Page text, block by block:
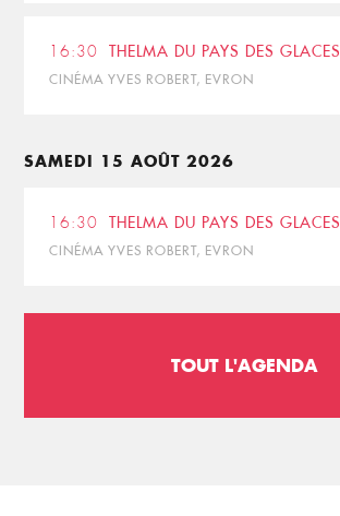
16:30 THELMA DU PAYS DES GLACES
CINÉMA YVES ROBERT, EVRON
SAMEDI 15 AOÛT 2026
16:30 THELMA DU PAYS DES GLACES
CINÉMA YVES ROBERT, EVRON
TOUT L'AGENDA